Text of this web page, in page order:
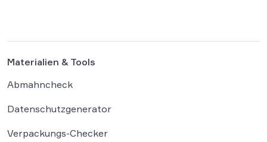
Materialien & Tools
Abmahncheck
Datenschutzgenerator
Verpackungs-Checker